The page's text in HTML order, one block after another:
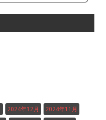
2024年12月 2024年11月